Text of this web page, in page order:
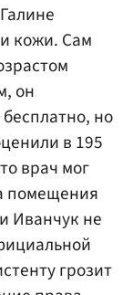
кожи. Сам
он
но
в 195
врач мог
помещения
Иванчук не
грозит